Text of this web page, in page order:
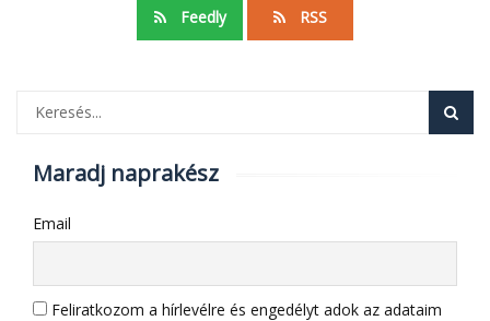
Feedly RSS
Maradj naprakész
Email
Feliratkozom a hírlevélre és engedélyt adok az adataim